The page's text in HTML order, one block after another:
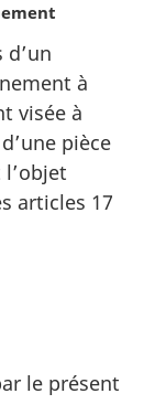
à
visée à
pièce
articles 17
le présent